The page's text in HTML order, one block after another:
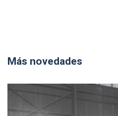
Más novedades